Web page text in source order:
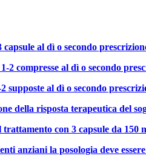
capsule al dì o secondo
2 compresse al dì o secondo
supposte al dì o secondo
della risposta terapeutica del
con 3 capsule da 150
anziani la posologia deve